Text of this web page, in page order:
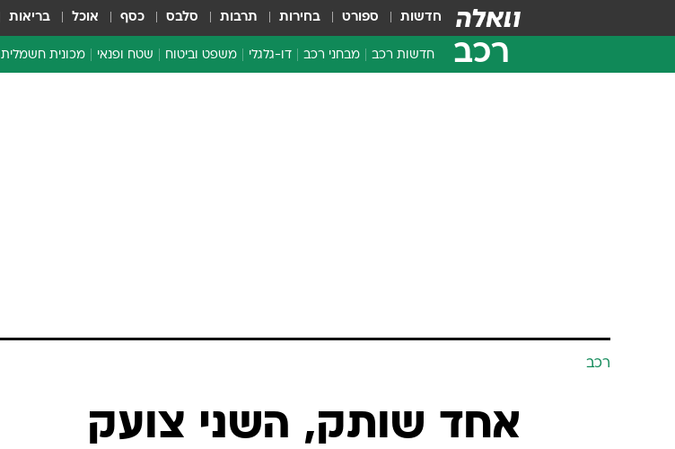
חדשות ספורט בחירות תרבות סלבס כסף אוכל בריאות
רכב חדשות רכב מבחני רכב דו-גלגלי משפט וביטוח שטח ופנאי מכונית חשמלית
רכב
אחד שותק, השני צועק